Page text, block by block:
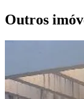
Outros